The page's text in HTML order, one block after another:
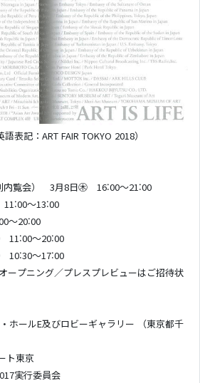
表記：ART FAIR TOKYO 2018）
内覧会） 3月8日㊍ 16:00～21:00
～13:00
～20:00
～20:00
～17:00
ープニング／プレスプレビューはご招待状
ホールE及びロビーギャラリー （東京都千
ト東京
実行委員会